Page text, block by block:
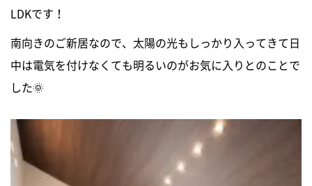
LDKです！
南向きのご新居なので、太陽の光もしっかり入ってきて日
中は電気を付けなくても明るいのがお気に入りとのことで
した🌞